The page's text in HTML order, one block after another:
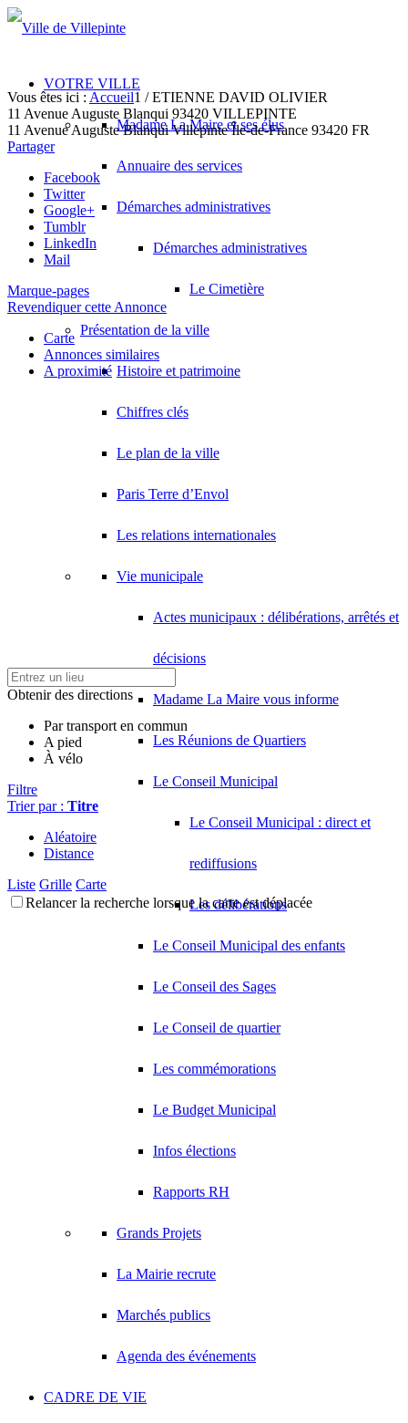
VOTRE VILLE
Madame La Maire et ses élus
Annuaire des services
Démarches administratives
Démarches administratives
Le Cimetière
Présentation de la ville
Histoire et patrimoine
Chiffres clés
Le plan de la ville
Paris Terre d’Envol
Les relations internationales
Vie municipale
Actes municipaux : délibérations, arrêtés et
décisions
Madame La Maire vous informe
Les Réunions de Quartiers
Le Conseil Municipal
Le Conseil Municipal : direct et
rediffusions
Les délibérations
Le Conseil Municipal des enfants
Le Conseil des Sages
Le Conseil de quartier
Les commémorations
Le Budget Municipal
Infos élections
Rapports RH
Grands Projets
La Mairie recrute
Marchés publics
Agenda des événements
CADRE DE VIE
Vous êtes ici : Accueil1 / ETIENNE DAVID OLIVIER
11 Avenue Auguste Blanqui 93420 VILLEPINTE
11 Avenue Auguste Blanqui Villepinte Île-de-France 93420 FR
Partager
Facebook
Twitter
Google+
Tumblr
LinkedIn
Mail
Marque-pages
Revendiquer cette Annonce
Carte
Annonces similaires
A proximité
Obtenir des directions
Par transport en commun
A pied
À vélo
Filtre
Trier par : Titre
Aléatoire
Distance
Liste Grille Carte
Relancer la recherche lorsque la carte est déplacée